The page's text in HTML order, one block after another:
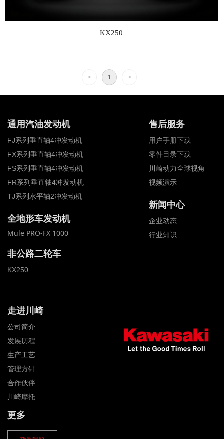
KX250
< 1 >
售后服务
用户手册下载
零件目录下载
川崎动力全球视角
视频演示
新闻中心
企业动态
行业知识
通用汽油发动机
FJ系列垂直轴4冲发动机
FX系列垂直轴4冲发动机
FS系列垂直轴4冲发动机
FR系列垂直轴4冲发动机
TJ系列水平轴2冲发动机
全地形车发动机
Mule PRO-FX 1000
非公路二轮车
KX250
走进川崎
公司简介
发展历程
生产工艺
管理方针
合作伙伴
川崎摩托
更多